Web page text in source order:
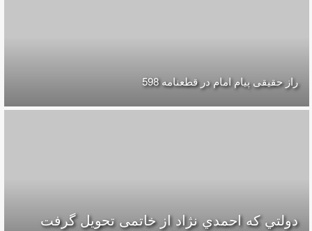
راز حقیقی پیام امام در قطعنامه 598
دولتي كه احمدي نژاد از خاتمی تحويل گرفت